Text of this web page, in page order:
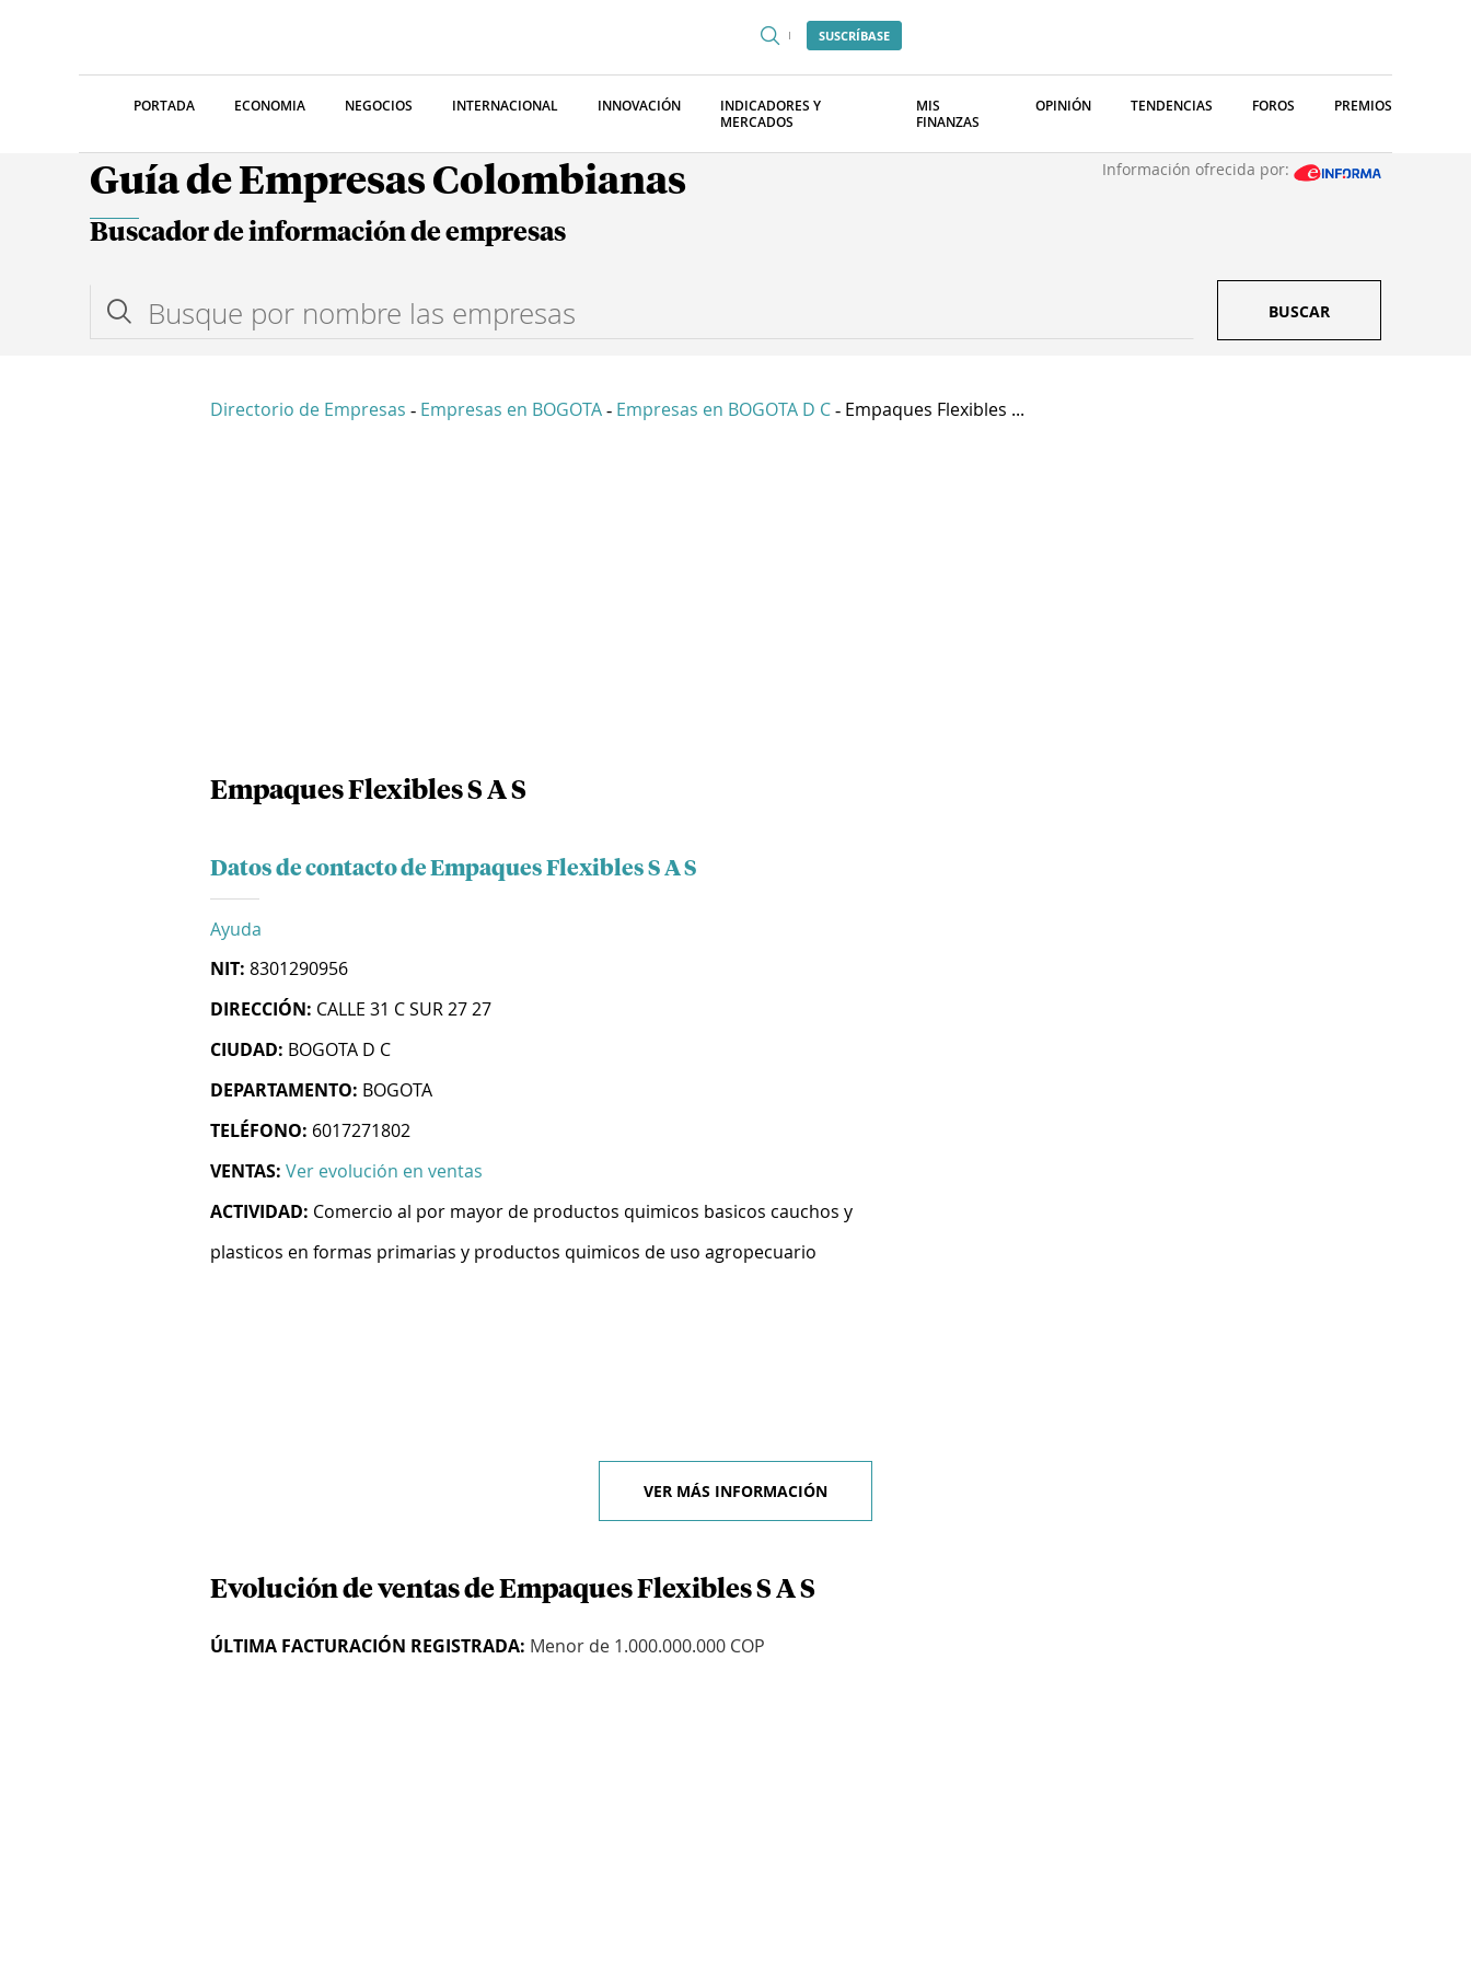
SUSCRÍBASE
PORTADA ECONOMIA NEGOCIOS INTERNACIONAL INNOVACIÓN
INDICADORES Y
MERCADOS
MIS
FINANZAS
OPINIÓN TENDENCIAS FOROS PREMIOS
Guía de Empresas Colombianas Información ofrecida por:
Buscador de información de empresas
BUSCAR
Directorio de Empresas - Empresas en BOGOTA - Empresas en BOGOTA D C - Empaques Flexibles ...
Empaques Flexibles S A S
Datos de contacto de Empaques Flexibles S A S
Ayuda
NIT: 8301290956
DIRECCIÓN: CALLE 31 C SUR 27 27
CIUDAD: BOGOTA D C
DEPARTAMENTO: BOGOTA
TELÉFONO: 6017271802
VENTAS: Ver evolución en ventas
ACTIVIDAD: Comercio al por mayor de productos quimicos basicos cauchos y
plasticos en formas primarias y productos quimicos de uso agropecuario
VER MÁS INFORMACIÓN
Evolución de ventas de Empaques Flexibles S A S
ÚLTIMA FACTURACIÓN REGISTRADA: Menor de 1.000.000.000 COP